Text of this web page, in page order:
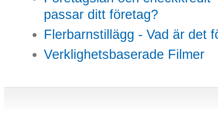
passar ditt företag?
Flerbarnstillägg - Vad är det
Verklighetsbaserade Filmer